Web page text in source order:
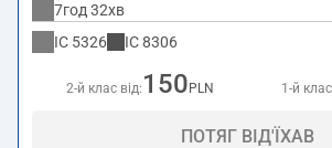
7год 32хв
IC 5326 IC8306
2-й клас від: 150 PLN 1-й
ПОТЯГ ВІД'ЇХАВ